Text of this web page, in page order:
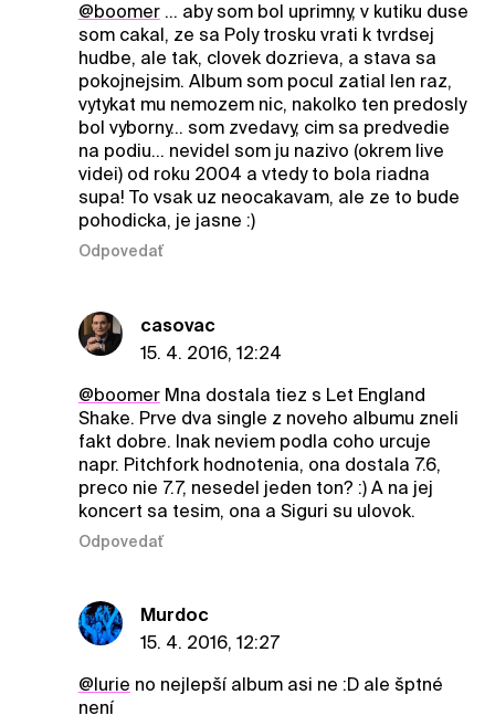
@boomer... aby som bol uprimny, v kutiku duse
som cakal, ze sa Poly trosku vrati k tvrdsej
hudbe, ale tak, clovek dozrieva, a stava sa
pokojnejsim. Album som pocul zatial len raz,
vytykat mu nemozem nic, nakolko ten predosly
bol vyborny... som zvedavy, cim sa predvedie
na podiu... nevidel som ju nazivo (okrem live
videi) od roku 2004 a vtedy to bola riadna
supa! To vsak uz neocakavam, ale ze to bude
pohodicka, je jasne :)
Odpovedať
casovac
15. 4. 2016, 12:24
@boomerMna dostala tiez s Let England
Shake. Prve dva single z noveho albumu zneli
fakt dobre. Inak neviem podla coho urcuje
napr. Pitchfork hodnotenia, ona dostala 7.6,
preco nie 7.7, nesedel jeden ton? :) A na jej
koncert sa tesim, ona a Siguri su ulovok.
Odpovedať
Murdoc
15. 4. 2016, 12:27
@lurie no nejlepší album asi ne :D ale šptné
není